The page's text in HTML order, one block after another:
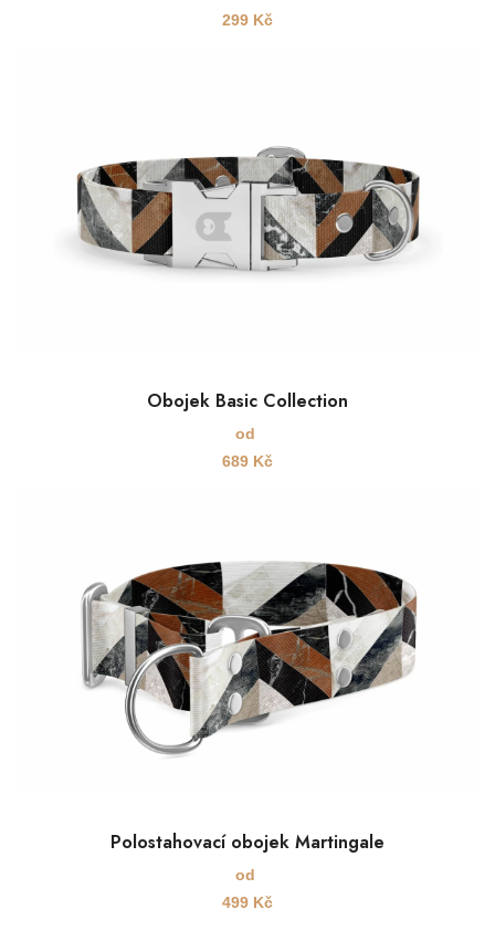
299 Kč
Obojek Basic Collection
od
689 Kč
Polostahovací obojek Martingale
od
499 Kč